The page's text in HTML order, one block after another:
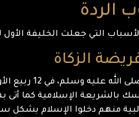
الردة
التي جعلت الخليفة الأول للمسلمين
الزكاة
بالشريعة الإسلامية كما
منهم دخلوا الإسلام